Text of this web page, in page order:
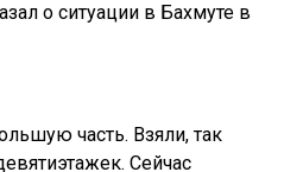
о ситуации в Бахмуте в
часть. Взяли, так
Сейчас